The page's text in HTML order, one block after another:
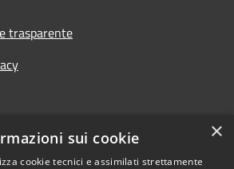
trasparente
×
sui cookie
cookie tecnici e assimilati strettamente